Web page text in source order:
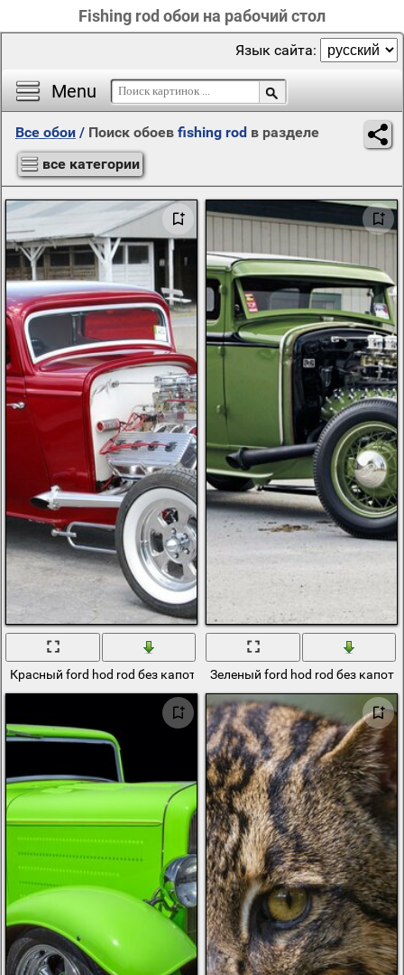
Fishing rod обои на рабочий стол
Menu
Язык сайта:
Все обои / Поиск обоев fishing rod в разделе
все категории
Красный ford hod rod без капот с открытым двигателем
Зеленый ford hod rod без капот